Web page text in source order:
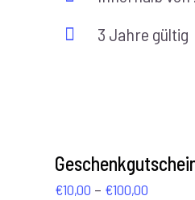
3 Jahre gültig
€10,00 – €100,00